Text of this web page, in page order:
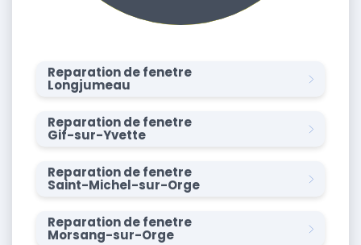
Reparation de fenetre
Longjumeau
Reparation de fenetre
Gif-sur-Yvette
Reparation de fenetre
Saint-Michel-sur-Orge
Reparation de fenetre
Morsang-sur-Orge